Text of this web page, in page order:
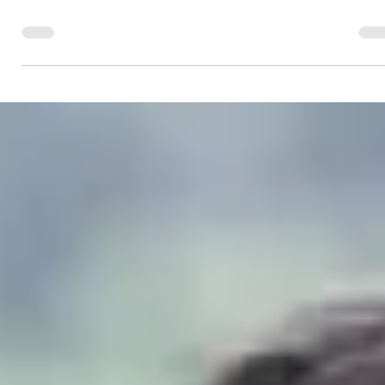
Raissa sofre com transtorno de borderline
Barbosa, Victoria...